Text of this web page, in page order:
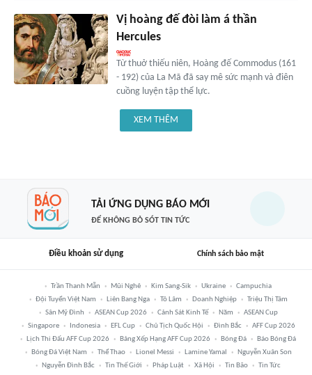
Vị hoàng đế đòi làm á thần
Hercules
Từ thuở thiếu niên, Hoàng đế Commodus (161
- 192) của La Mã đã say mê sức mạnh và điên
cuồng luyện tập thể lực.
XEM THÊM
TẢI ỨNG DỤNG BÁO MỚI
ĐỂ KHÔNG BỎ SÓT TIN TỨC
Điều khoản sử dụng Chính sách bảo mật
Trần Thanh Mẫn Mũi Nghê Kim Sang-Sik Ukraine
Campuchia
Đội Tuyển Việt Nam
Liên Bang Nga Tô Lâm Doanh Nghiệp
Triệu Thị Tâm
Sân Mỹ Đình
ASEAN Cup 2026 Cảnh Sát Kinh Tế Năm
ASEAN Cup
Singapore
Indonesia EFL Cup Chủ Tịch Quốc Hội Đình Bắc
AFF Cup 2026
Lịch Thi Đấu AFF Cup 2026
Bảng Xếp Hạng AFF Cup 2026 Bóng Đá
Báo Bóng Đá
Bóng Đá Việt Nam
Thể Thao Lionel Messi Lamine Yamal
Nguyễn Xuân Son
Nguyễn Đình Bắc
Tin Thế Giới Pháp Luật Xã Hội Tin Bão
Tin Tức